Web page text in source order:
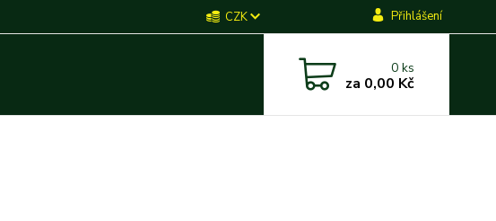
CZK Přihlášení
0ks
za 0,00 Kč